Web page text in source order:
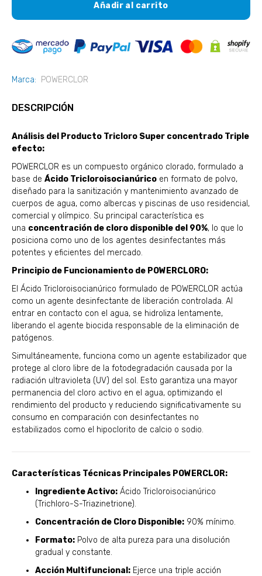
Añadir al carrito
Marca: POWERCLOR
DESCRIPCIÓN
Análisis del Producto Tricloro Super concentrado Triple
efecto:
POWERCLOR es un compuesto orgánico clorado, formulado a
base de Ácido Tricloroisocianúrico en formato de polvo,
diseñado para la sanitización y mantenimiento avanzado de
cuerpos de agua, como albercas y piscinas de uso residencial,
comercial y olímpico. Su principal característica es
una concentración de cloro disponible del 90%, lo que lo
posiciona como uno de los agentes desinfectantes más
potentes y eficientes del mercado.
Principio de Funcionamiento de POWERCLORO:
El Ácido Tricloroisocianúrico formulado de POWERCLOR actúa
como un agente desinfectante de liberación controlada. Al
entrar en contacto con el agua, se hidroliza lentamente,
liberando el agente biocida responsable de la eliminación de
patógenos.
Simultáneamente, funciona como un agente estabilizador que
protege al cloro libre de la fotodegradación causada por la
radiación ultravioleta (UV) del sol. Esto garantiza una mayor
permanencia del cloro activo en el agua, optimizando el
rendimiento del producto y reduciendo significativamente su
consumo en comparación con desinfectantes no
estabilizados como el hipoclorito de calcio o sodio.
Características Técnicas Principales POWERCLOR:
Ingrediente Activo: Ácido Tricloroisocianúrico
(Trichloro-S-Triazinetrione).
Concentración de Cloro Disponible: 90% mínimo.
Formato: Polvo de alta pureza para una disolución
gradual y constante.
Acción Multifuncional: Ejerce una triple acción